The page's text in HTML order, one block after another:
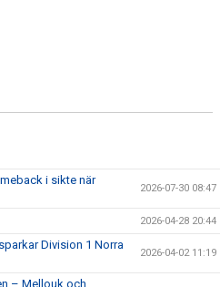
i sikte när
2026-07-30 08:47
2026-04-28 20:44
Division 1 Norra
2026-04-02 11:19
– Mellouk och